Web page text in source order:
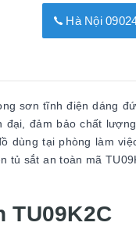
Hà Nội
sơn tĩnh điện dáng
đảm bảo chất
tại phòng làm
sắt an toàn mã
TU09K2C